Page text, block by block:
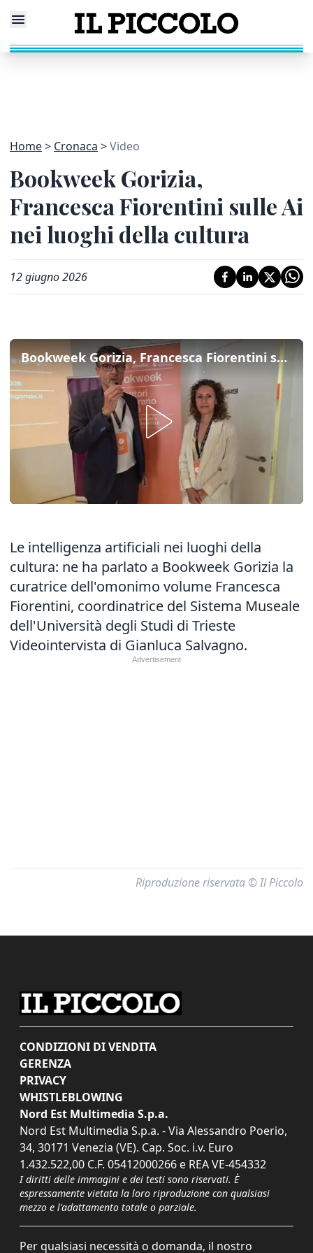
Home Cronaca Video
Bookweek Gorizia,
Francesca Fiorentini sulle Ai
nei luoghi della cultura
12 giugno 2026
Bookweek Gorizia, Francesca Fiorentini sulle Ai nei luoghi della cultura
Le intelligenza artificiali nei luoghi della
cultura: ne ha parlato a Bookweek Gorizia la
curatrice dell'omonimo volume Francesca
Fiorentini, coordinatrice del Sistema Museale
dell'Università degli Studi di Trieste ​
Videointervista di Gianluca Salvagno.
Riproduzione riservata © Il Piccolo
CONDIZIONI DI VENDITA
GERENZA
PRIVACY
WHISTLEBLOWING
Nord Est Multimedia S.p.a.
Nord Est Multimedia S.p.a. - Via Alessandro Poerio,
34, 30171 Venezia (VE). Cap. Soc. i.v. Euro
1.432.522,00 C.F. 05412000266 e REA VE-454332
I diritti delle immagini e dei testi sono riservati. È
espressamente vietata la loro riproduzione con qualsiasi
mezzo e l'adattamento totale o parziale.
Per qualsiasi necessità o domanda, il nostro